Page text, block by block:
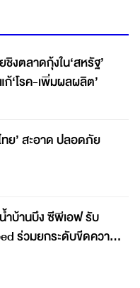
งตลาดกุ้งใน‘สหรัฐ’
‘โรค-เพิ่มผลผลิต’
ทย’ สะอาด ปลอดภัย
ำบ้านบึง ซีพีเอฟ รับ
ร่วมยกระดับขีดความ